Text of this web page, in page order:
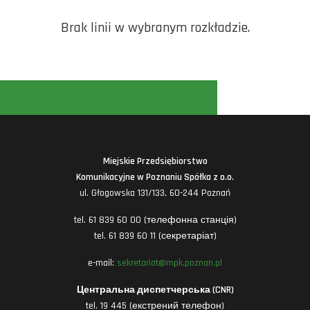
Brak linii w wybranym rozkładzie.
Miejskie Przedsiębiorstwo
Komunikacyjne w Poznaniu Spółka z o.o.
ul. Głogowska 131/133, 60-244 Poznań
tel. 61 839 60 00 (телефонна станція)
tel. 61 839 60 11 (секретаріат)
e-mail: sekretariat@mpk.poznan.pl
Центральна диспетчерська (CNR)
tel. 19 445 (екстрений телефон)